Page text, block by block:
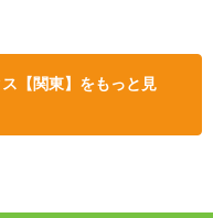
【関東】をもっと見